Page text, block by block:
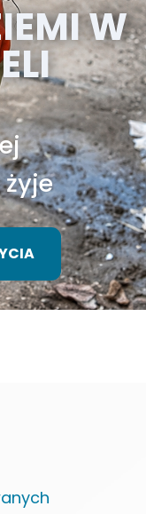
W
żyje